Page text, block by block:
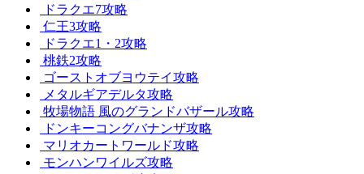
ドラクエ7攻略
仁王3攻略
ドラクエ1・2攻略
桃鉄2攻略
ゴーストオブヨウテイ攻略
メタルギアデルタ攻略
牧場物語 風のグランドバザール攻略
ドンキーコングバナンザ攻略
マリオカートワールド攻略
モンハンワイルズ攻略